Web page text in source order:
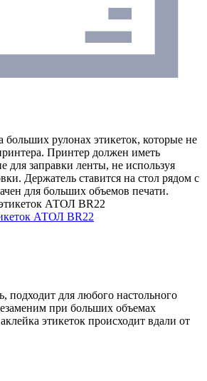
больших рулонах этикеток, которые не
Принтер должен иметь
для заправки ленты, не используя
Держатель ставится на стол рядом с
для больших объемов печати.
АТОЛ BR22
подходит для любого настольного
при больших объемах
этикеток происходит вдали от